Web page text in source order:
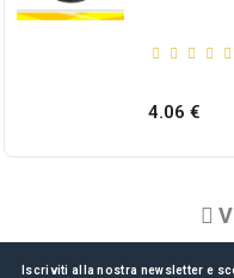
4.06 €
Iscriviti alla nostra newsletter e